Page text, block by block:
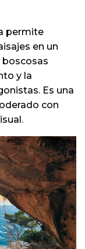
permite
en un
y la
Es una
con